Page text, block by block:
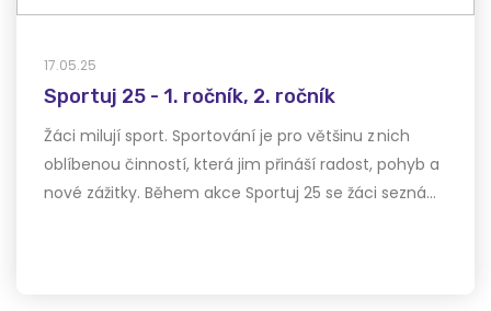
17.05.25
Sportuj 25 - 1. ročník, 2. ročník
Žáci milují sport. Sportování je pro většinu z nich
oblíbenou činností, která jim přináší radost, pohyb a
nové zážitky. Během akce Sportuj 25 se žáci sezná…